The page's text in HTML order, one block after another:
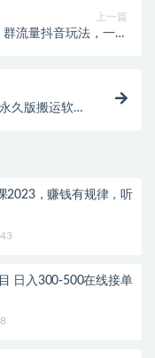
上一篇
流量抖音玩法，一年
久版搬运软件
2023，赚钱有规律，听
日入300-500在线接单